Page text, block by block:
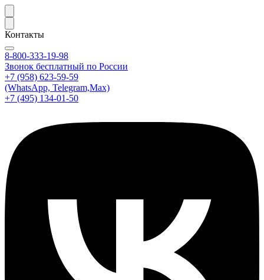
Контакты
8-800-333-19-98
Звонок бесплатный по России
+7 (958) 623-59-59
(WhatsApp, Telegram,Max)
+7 (495) 134-01-50